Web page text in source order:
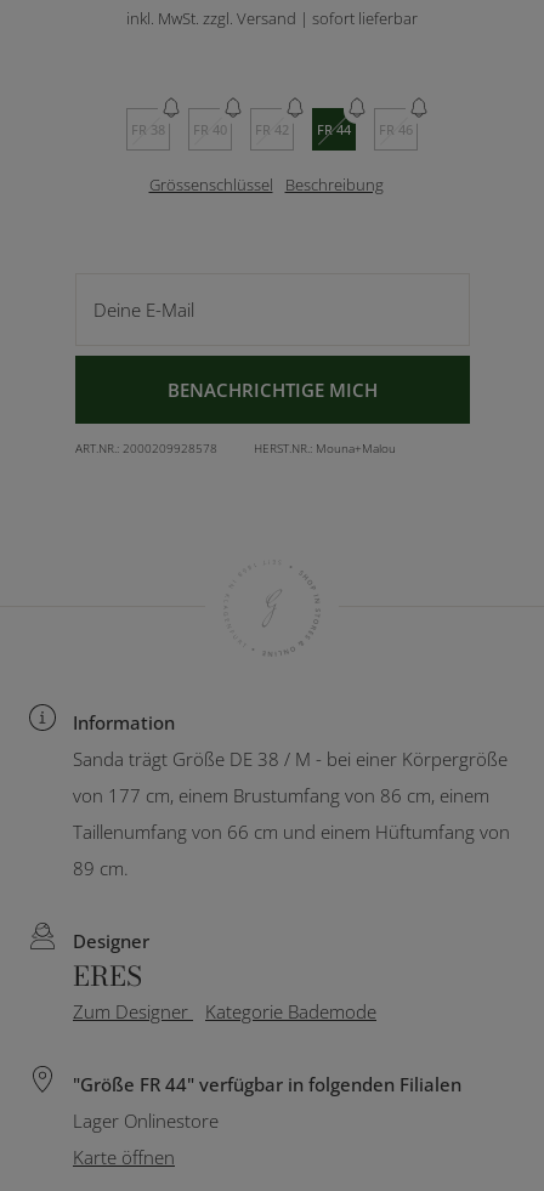
inkl. MwSt. zzgl. Versand | sofort lieferbar
FR 38 FR 40 FR 42 FR 44 FR 46
Grössenschlüssel Beschreibung
BENACHRICHTIGE MICH
ART.NR.: 2000209928578 HERST.NR.: Mouna+Malou
Information
Sanda trägt Größe DE 38 / M - bei einer Körpergröße
von 177 cm, einem Brustumfang von 86 cm, einem
Taillenumfang von 66 cm und einem Hüftumfang von
89 cm.
Designer
ERES
Zum Designer Kategorie Bademode
"Größe FR 44" verfügbar in folgenden Filialen
Lager Onlinestore
Karte öffnen